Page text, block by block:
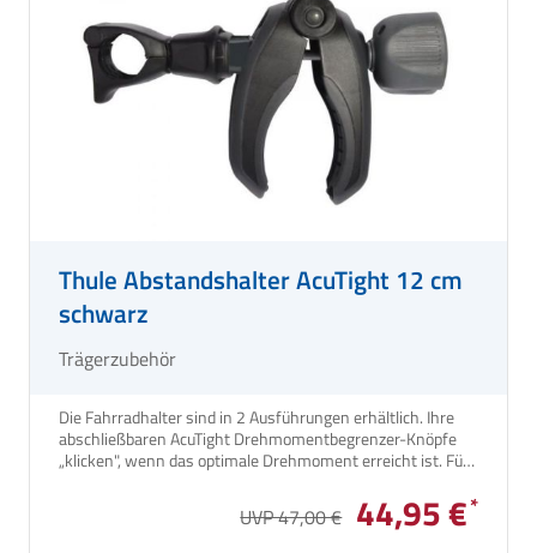
Thule Abstandshalter AcuTight 12 cm
schwarz
Trägerzubehör
Die Fahrradhalter sind in 2 Ausführungen erhältlich. Ihre
abschließbaren AcuTight Drehmomentbegrenzer-Knöpfe
„klicken", wenn das optimale Drehmoment erreicht ist. Für
UVP 47,00 € 44,95 €